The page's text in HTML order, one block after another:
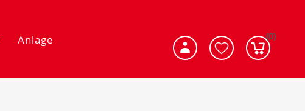
Anlage
(0)